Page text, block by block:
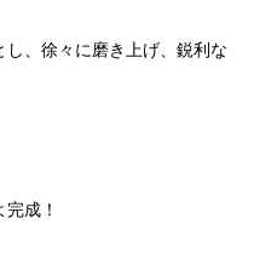
、徐々に磨き上げ、鋭利な
成！